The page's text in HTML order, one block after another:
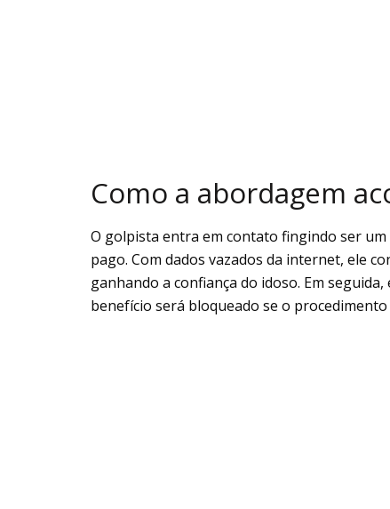
Como a abordagem
O golpista entra em contato fingindo ser
pago. Com dados vazados da internet, ele
ganhando a confiança do idoso. Em
benefício será bloqueado se o